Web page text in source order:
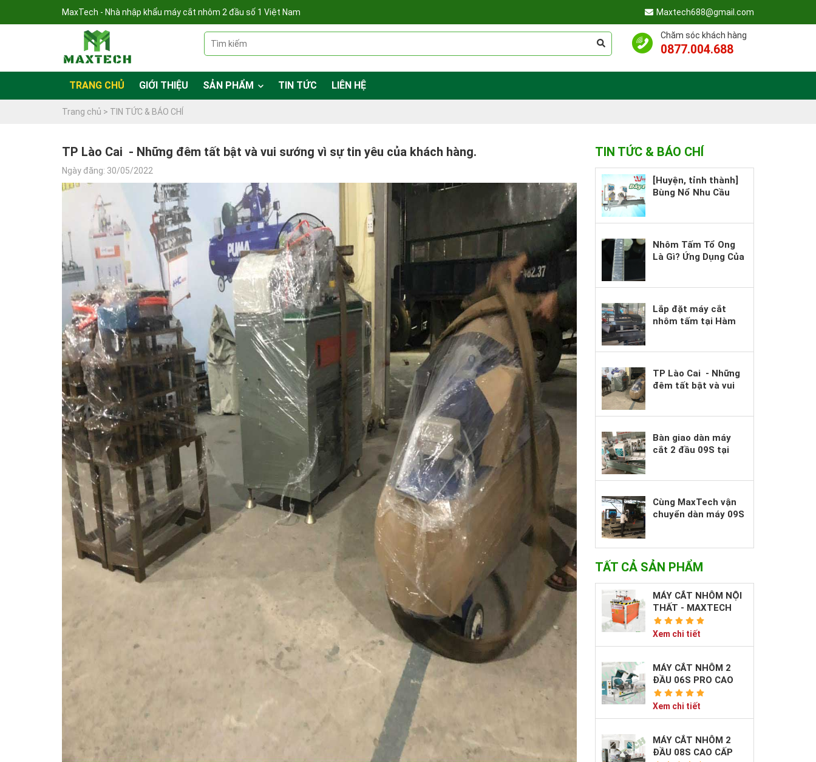
MaxTech - Nhà nhập khẩu máy cắt nhôm 2 đầu số 1 Việt Nam Maxtech688@gmail.com
Chăm sóc khách hàng
0877.004.688
TRANG CHỦ GIỚI THIỆU SẢN PHẨM TIN TỨC LIÊN HỆ
Trang chủ > TIN TỨC & BÁO CHÍ
TP Lào Cai - Những đêm tất bật và vui sướng vì sự tin yêu của khách hàng.
Ngày đăng: 30/05/2022
TIN TỨC & BÁO CHÍ
[Huyện, tỉnh thành]
Bùng Nổ Nhu Cầu
Nắm Bắt Cơ Hội?
Nhôm Tấm Tổ Ong
Là Gì? Ứng Dụng Của
Lắp đặt máy cắt
nhôm tấm tại Hàm
TP Lào Cai - Những
đêm tất bật và vui
Bàn giao dàn máy
cắt 2 đầu 09S tại
Cùng MaxTech vận
chuyển dàn máy 09S
TẤT CẢ SẢN PHẨM
MÁY CẮT NHÔM NỘI
THẤT - MAXTECH
Xem chi tiết
MÁY CẮT NHÔM 2
ĐẦU 06S PRO CAO
CẤP
Xem chi tiết
MÁY CẮT NHÔM 2
ĐẦU 08S CAO CẤP